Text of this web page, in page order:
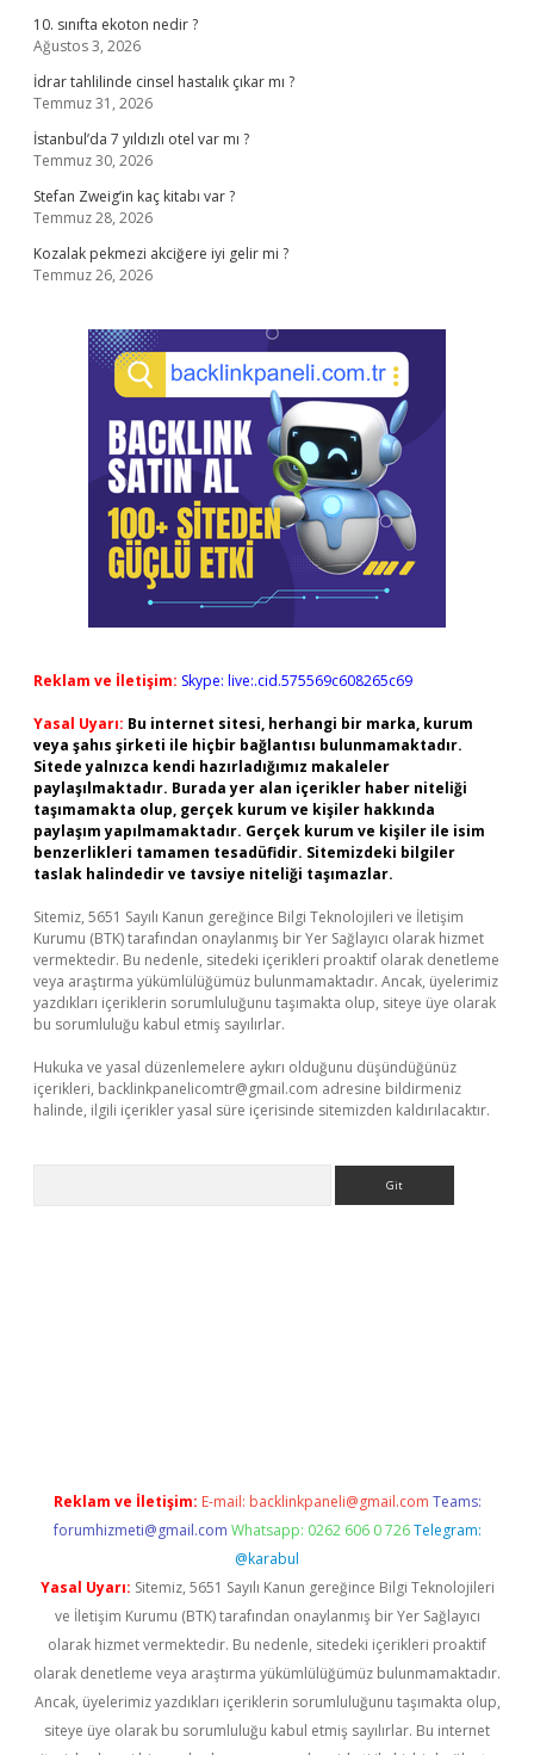
10. sınıfta ekoton nedir ?
Ağustos 3, 2026
İdrar tahlilinde cinsel hastalık çıkar mı ?
Temmuz 31, 2026
İstanbul’da 7 yıldızlı otel var mı ?
Temmuz 30, 2026
Stefan Zweig’in kaç kitabı var ?
Temmuz 28, 2026
Kozalak pekmezi akciğere iyi gelir mi ?
Temmuz 26, 2026
Reklam ve İletişim: Skype: live:.cid.575569c608265c69
Yasal Uyarı: Bu internet sitesi, herhangi bir marka, kurum
veya şahıs şirketi ile hiçbir bağlantısı bulunmamaktadır.
Sitede yalnızca kendi hazırladığımız makaleler
paylaşılmaktadır. Burada yer alan içerikler haber niteliği
taşımamakta olup, gerçek kurum ve kişiler hakkında
paylaşım yapılmamaktadır. Gerçek kurum ve kişiler ile isim
benzerlikleri tamamen tesadüfidir. Sitemizdeki bilgiler
taslak halindedir ve tavsiye niteliği taşımazlar.
Sitemiz, 5651 Sayılı Kanun gereğince Bilgi Teknolojileri ve İletişim
Kurumu (BTK) tarafından onaylanmış bir Yer Sağlayıcı olarak hizmet
vermektedir. Bu nedenle, sitedeki içerikleri proaktif olarak denetleme
veya araştırma yükümlülüğümüz bulunmamaktadır. Ancak, üyelerimiz
yazdıkları içeriklerin sorumluluğunu taşımakta olup, siteye üye olarak
bu sorumluluğu kabul etmiş sayılırlar.
Hukuka ve yasal düzenlemelere aykırı olduğunu düşündüğünüz
içerikleri, backlinkpanelicomtr@gmail.com adresine bildirmeniz
halinde, ilgili içerikler yasal süre içerisinde sitemizden kaldırılacaktır.
Reklam ve İletişim: E-mail: backlinkpaneli@gmail.com Teams:
forumhizmeti@gmail.com Whatsapp: 0262 606 0 726 Telegram:
@karabul
Yasal Uyarı: Sitemiz, 5651 Sayılı Kanun gereğince Bilgi Teknolojileri
ve İletişim Kurumu (BTK) tarafından onaylanmış bir Yer Sağlayıcı
olarak hizmet vermektedir. Bu nedenle, sitedeki içerikleri proaktif
olarak denetleme veya araştırma yükümlülüğümüz bulunmamaktadır.
Ancak, üyelerimiz yazdıkları içeriklerin sorumluluğunu taşımakta olup,
siteye üye olarak bu sorumluluğu kabul etmiş sayılırlar. Bu internet